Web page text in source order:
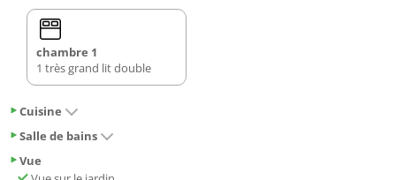
chambre 1
1 très grand lit double
Cuisine
Salle de bains
Vue